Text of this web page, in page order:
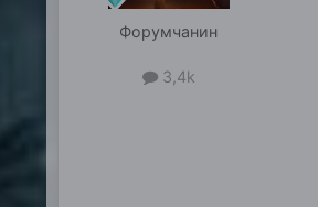
Форумчанин
3,4k